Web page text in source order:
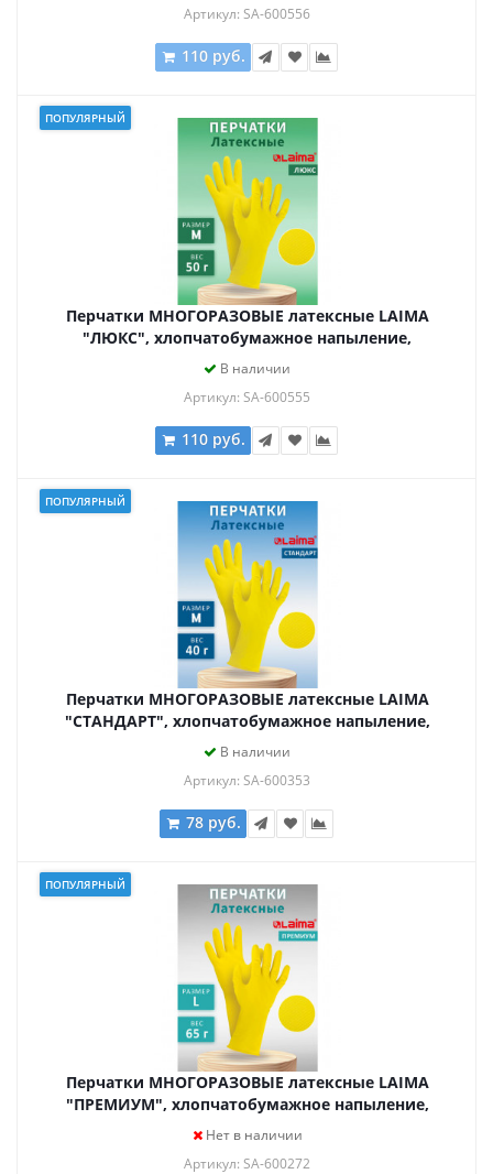
Артикул: SA-600556
110 руб.
ПОПУЛЯРНЫЙ
Перчатки МНОГОРАЗОВЫЕ латексные LAIMA
"ЛЮКС", хлопчатобумажное напыление,
ПЛОТНЫЕ, размер M (средний), желтые, вес 50 г,
В наличии
Артикул: SA-600555
110 руб.
ПОПУЛЯРНЫЙ
Перчатки МНОГОРАЗОВЫЕ латексные LAIMA
"СТАНДАРТ", хлопчатобумажное напыление,
ПЛОТНЫЕ, размер М (средний), желтые, вес 40 г,
В наличии
Артикул: SA-600353
78 руб.
ПОПУЛЯРНЫЙ
Перчатки МНОГОРАЗОВЫЕ латексные LAIMA
"ПРЕМИУМ", хлопчатобумажное напыление,
СВЕХПЛОТНЫЕ, размер L (большой), желтые, вес
Нет в наличии
Артикул: SA-600272